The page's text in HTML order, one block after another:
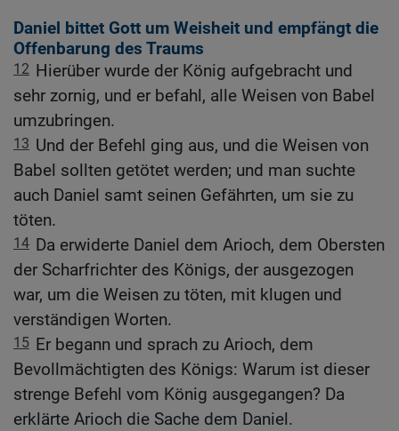
Daniel bittet Gott um Weisheit und empfängt die
Offenbarung des Traums
12 Hierüber wurde der König aufgebracht und
sehr zornig, und er befahl, alle Weisen von Babel
umzubringen.
13 Und der Befehl ging aus, und die Weisen von
Babel sollten getötet werden; und man suchte
auch Daniel samt seinen Gefährten, um sie zu
töten.
14 Da erwiderte Daniel dem Arioch, dem Obersten
der Scharfrichter des Königs, der ausgezogen
war, um die Weisen zu töten, mit klugen und
verständigen Worten.
15 Er begann und sprach zu Arioch, dem
Bevollmächtigten des Königs: Warum ist dieser
strenge Befehl vom König ausgegangen? Da
erklärte Arioch die Sache dem Daniel.